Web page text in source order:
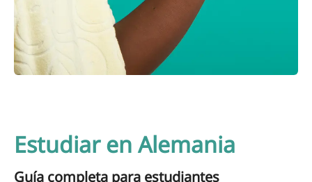
Estudiar en Alemania
Guía completa para estudiantes